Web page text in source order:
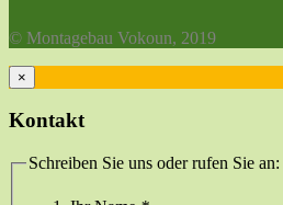
© Montagebau Vokoun, 2019
×
Kontakt
Schreiben Sie uns oder rufen Sie an: